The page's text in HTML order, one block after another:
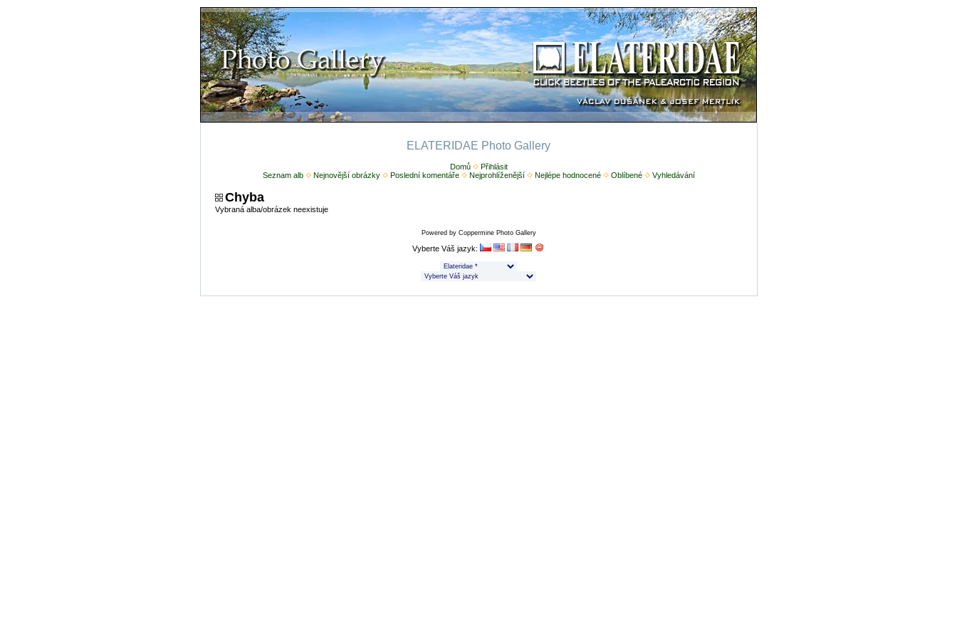
ELATERIDAE Photo Gallery
Domů
Přihlásit
Seznam alb
Nejnovější obrázky Poslední komentáře Nejprohlíženější Nejlépe hodnocené Oblíbené Vyhledávání
Chyba
Vybraná alba/obrázek neexistuje
Powered by Coppermine Photo Gallery
Vyberte Váš jazyk: